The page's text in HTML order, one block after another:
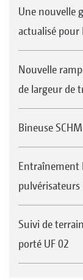
Une nouvelle
actualisé pour
Nouvelle
de largeur de
Bineuse
Entraînement
pulvérisateurs
Suivi de
porté UF 02